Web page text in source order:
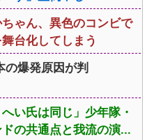
ちゃん、異色のコンビで
台化してしまう
の爆発原因が判
い氏は同じ」少年隊・
の共通点と我流の演...